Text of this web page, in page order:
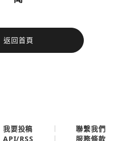
返回首頁
我要投稿
聯繫我們
API/RSS 服務條款